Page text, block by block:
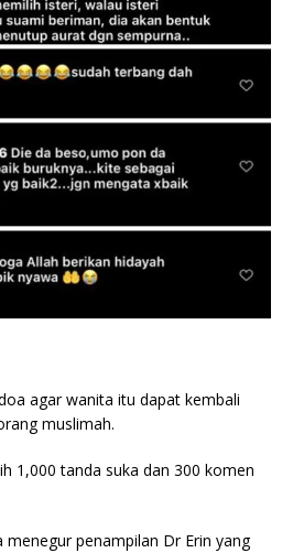
agar wanita itu dapat kembali
muslimah.
1,000 tanda suka dan 300 komen
penampilan Dr Erin yang